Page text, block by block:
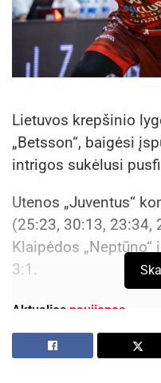
Lietuvos krepšinio
„Betsson“, baigėsi
intrigos sukėlusi
Utenos „Juventus“
(25:23, 30:13, 23:34,
Klaipėdos
3:1.
Aktualios naujienos
Savaitgalį